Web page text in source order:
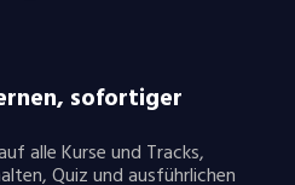
sofortiger
alle Kurse und Tracks,
Quiz und ausführlichen